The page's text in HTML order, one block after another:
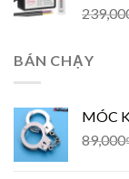
BÁN CHẠY
MÓC
89,000